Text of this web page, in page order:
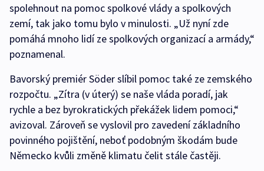
spolehnout na pomoc spolkové vlády a spolkových
zemí, tak jako tomu bylo v minulosti. „Už nyní zde
pomáhá mnoho lidí ze spolkových organizací a armády,“
poznamenal.
Bavorský premiér Söder slíbil pomoc také ze zemského
rozpočtu. „Zítra (v úterý) se naše vláda poradí, jak
rychle a bez byrokratických překážek lidem pomoci,“
avizoval. Zároveň se vyslovil pro zavedení základního
povinného pojištění, neboť podobným škodám bude
Německo kvůli změně klimatu čelit stále častěji.